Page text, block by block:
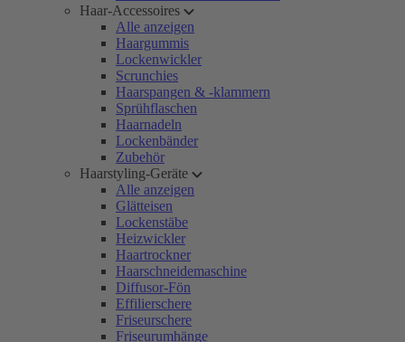
Haar-Accessoires
Alle anzeigen
Haargummis
Lockenwickler
Scrunchies
Haarspangen & -klammern
Sprühflaschen
Haarnadeln
Lockenbänder
Zubehör
Haarstyling-Geräte
Alle anzeigen
Glätteisen
Lockenstäbe
Heizwickler
Haartrockner
Haarschneidemaschine
Diffusor-Fön
Effilierschere
Friseurschere
Friseurumhänge